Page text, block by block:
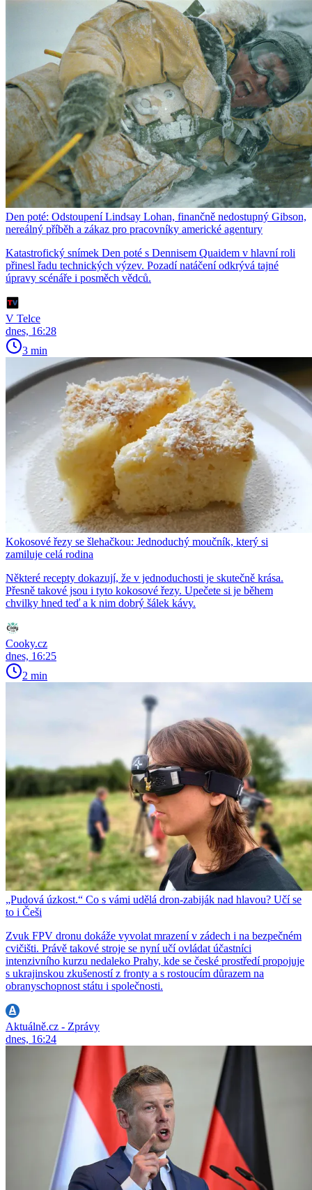
Den poté: Odstoupení Lindsay Lohan, finančně nedostupný Gibson,
nereálný příběh a zákaz pro pracovníky americké agentury
Katastrofický snímek Den poté s Dennisem Quaidem v hlavní roli
přinesl řadu technických výzev. Pozadí natáčení odkrývá tajné
úpravy scénáře i posměch vědců.
V Telce
dnes, 16:28
3 min
Kokosové řezy se šlehačkou: Jednoduchý moučník, který si
zamiluje celá rodina
Některé recepty dokazují, že v jednoduchosti je skutečně krása.
Přesně takové jsou i tyto kokosové řezy. Upečete si je během
chvilky hned teď a k nim dobrý šálek kávy.
Cooky.cz
dnes, 16:25
2 min
„Pudová úzkost.“ Co s vámi udělá dron-zabiják nad hlavou? Učí se
to i Češi
Zvuk FPV dronu dokáže vyvolat mrazení v zádech i na bezpečném
cvičišti. Právě takové stroje se nyní učí ovládat účastníci
intenzivního kurzu nedaleko Prahy, kde se české prostředí propojuje
s ukrajinskou zkušeností z fronty a s rostoucím důrazem na
obranyschopnost státu i společnosti.
Aktuálně.cz - Zprávy
dnes, 16:24